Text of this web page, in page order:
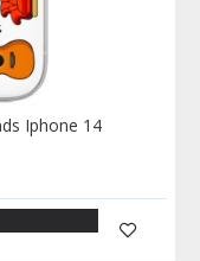
Iphone 14